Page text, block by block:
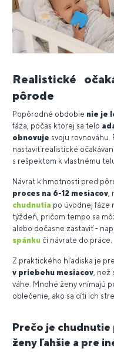
Realistické
pôrode
Popôrodné obdobie nie je
fáza, počas ktorej sa telo
obnovuje svoju
nastaviť realistické
s rešpektom k vlastnému
Návrat k hmotnosti pred
proces na 6-12 mesiacov,
chudnutia po úvodnej fáze
týždeň, pričom tempo sa
alebo dočasne zastaviť -
spánku či návrate do práce.
Z praktického hľadiska je
v priebehu mesiacov, než
váhe. Mnohé ženy vnímajú
oblečenie, ako sa cíti ich
Prečo je
ženy ľahšie a pre